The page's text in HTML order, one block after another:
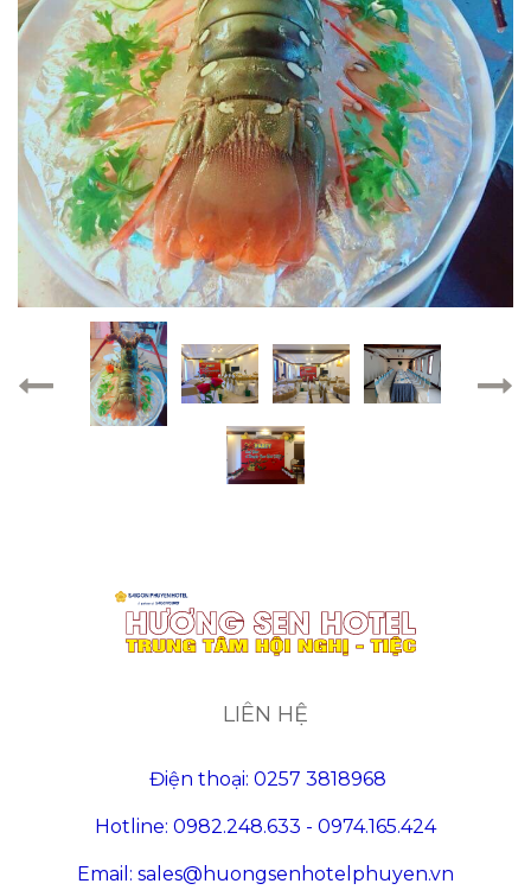
LIÊN HỆ
Điện thoại: 0257 3818968
Hotline: 0982.248.633 - 0974.165.424
Email: sales@huongsenhotelphuyen.vn